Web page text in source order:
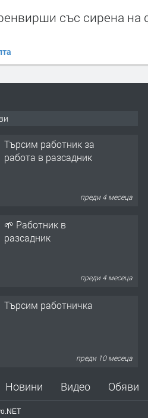
със сирена на
Търсим работник за
работа в разсадник
🌱 Работник в
разсадник
преди 4 месеца
Търсим работничка
преди 10 месеца
Продава употребявани
преди 1 година
Работа за общи
Новини Видео Обяви